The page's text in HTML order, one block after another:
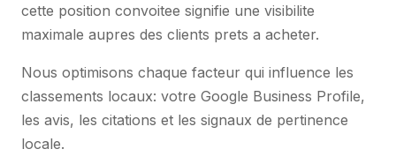
cette position convoitee signifie une visibilite
maximale aupres des clients prets a acheter.
Nous optimisons chaque facteur qui influence les
classements locaux: votre Google Business Profile,
les avis, les citations et les signaux de pertinence
locale.